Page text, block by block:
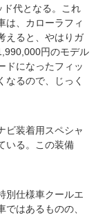
代となる。これ
は、カローラフィ
えると、やはりガ
円のモデル
ドになったフィッ
なるので、じっく
ビ装着用スペシャ
いる。この装備
別仕様車クールエ
はあるものの、